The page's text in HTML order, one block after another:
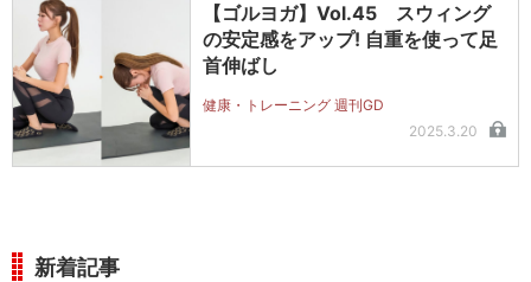
【ゴルヨガ】Vol.45 スウィング
の安定感をアップ! 自重を使って足
首伸ばし
健康・トレーニング 週刊GD
2025.3.20
新着記事